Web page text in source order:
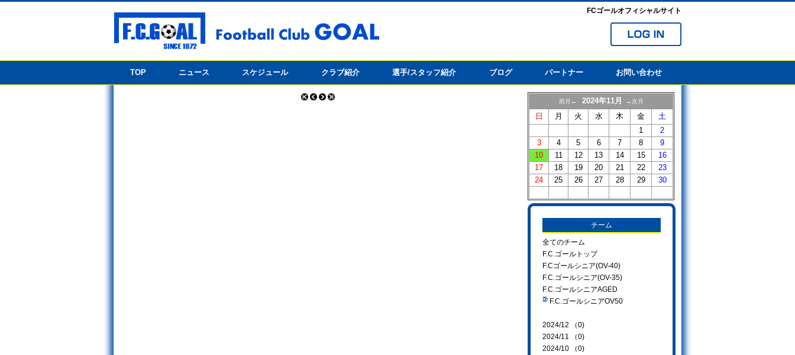
FCゴールオフィシャルサイト
TOP ニュース スケジュール クラブ紹介 選手/スタッフ紹介 ブログ パートナー お問い合わせ
前月← 2024年11月 →次月
日 月 火 水 木 金
土
1
2
3
4 5 6 7 8
9
10
11 12 13 14 15
16
17
18 19 20 21 22
23
24
25 26 27 28 29 30
チーム
全てのチーム
F.C.ゴールトップ
F.Cゴールシニア(OV-40)
F.C.ゴールシニア(OV-35)
F.C.ゴールシニアAGED
F.C.ゴールシニアOV50
2024/12 （0)
2024/11 （0)
2024/10 （0)